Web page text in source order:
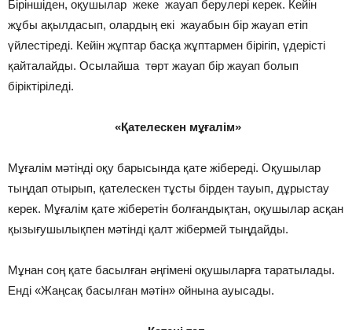
Біріншіден, оқушылар жеке жауап берулері керек. Кейін
жұбы ақылдасып, олардың екі жауабын бір жауап етіп
үйлестіреді. Кейін жұптар басқа жұптармен бірігіп, үдерісті
қайталайды. Осылайша төрт жауап бір жауап болып
біріктіріледі.
«Қателескен мұғалім»
Мұғалім мәтінді оқу барысында қате жібереді. Оқушылар
тыңдап отырып, қателескен тұсты бірден тауып, дұрыстау
керек. Мұғалім қате жіберетін болғандықтан, оқушылар асқан
қызығушылықпен мәтінді қалт жібермей тыңдайды.
Мұнан соң қате басылған әңгімені оқушыларға таратылады.
Енді «Жаңсақ басылған мәтін» ойнына ауысады.